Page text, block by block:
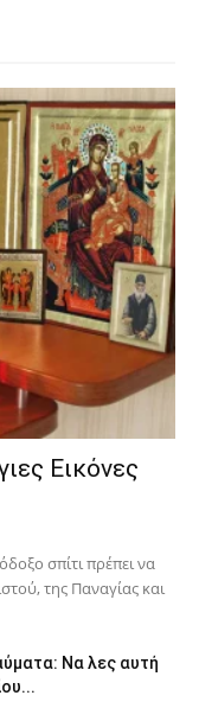
Εικόνες
σπίτι πρέπει να
της Παν­αγίας και
Να λες αυτή